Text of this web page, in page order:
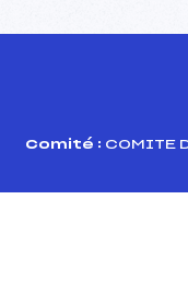
Comité : COMITE